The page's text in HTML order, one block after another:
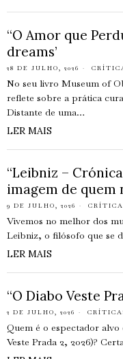
“O Amor que
dreams’
28 DE JULHO, 2026
No seu livro Museum of
reflete sobre a prática
Distante de uma…
LER MAIS
“Leibniz –
imagem de quem
9 DE JULHO, 2026
Vivemos no melhor dos
Leibniz, o filósofo que se
LER MAIS
“O Diabo Veste
2 DE JULHO, 2026
Quem é o espectador
Veste Prada 2, 2026)?